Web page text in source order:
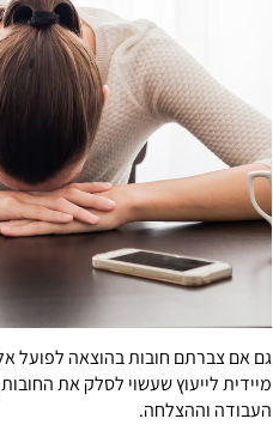
גם אם צברתם חובות בהוצאה לפועל אל
מיידית לייעוץ שעשוי לסלק את
העבודה וההצלחה.